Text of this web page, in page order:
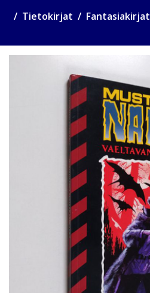
Tietokirjat Fantasiakirjat